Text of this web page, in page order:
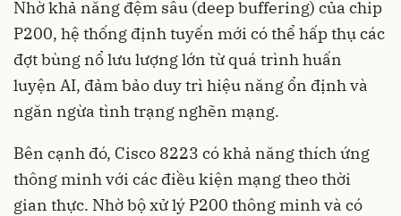
Nhờ khả năng đệm sâu (deep buffering) của chip
P200, hệ thống định tuyến mới có thể hấp thụ các
đợt bùng nổ lưu lượng lớn từ quá trình huấn
luyện AI, đảm bảo duy trì hiệu năng ổn định và
ngăn ngừa tình trạng nghẽn mạng.
Bên cạnh đó, Cisco 8223 có khả năng thích ứng
thông minh với các điều kiện mạng theo thời
gian thực. Nhờ bộ xử lý P200 thông minh và có